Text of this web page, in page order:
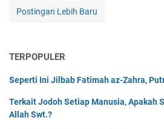
Postingan Lebih Baru
TERPOPULER
Seperti Ini Jilbab Fatimah az-Zahra,
Terkait Jodoh Setiap Manusia, Apakah
Allah Swt.?